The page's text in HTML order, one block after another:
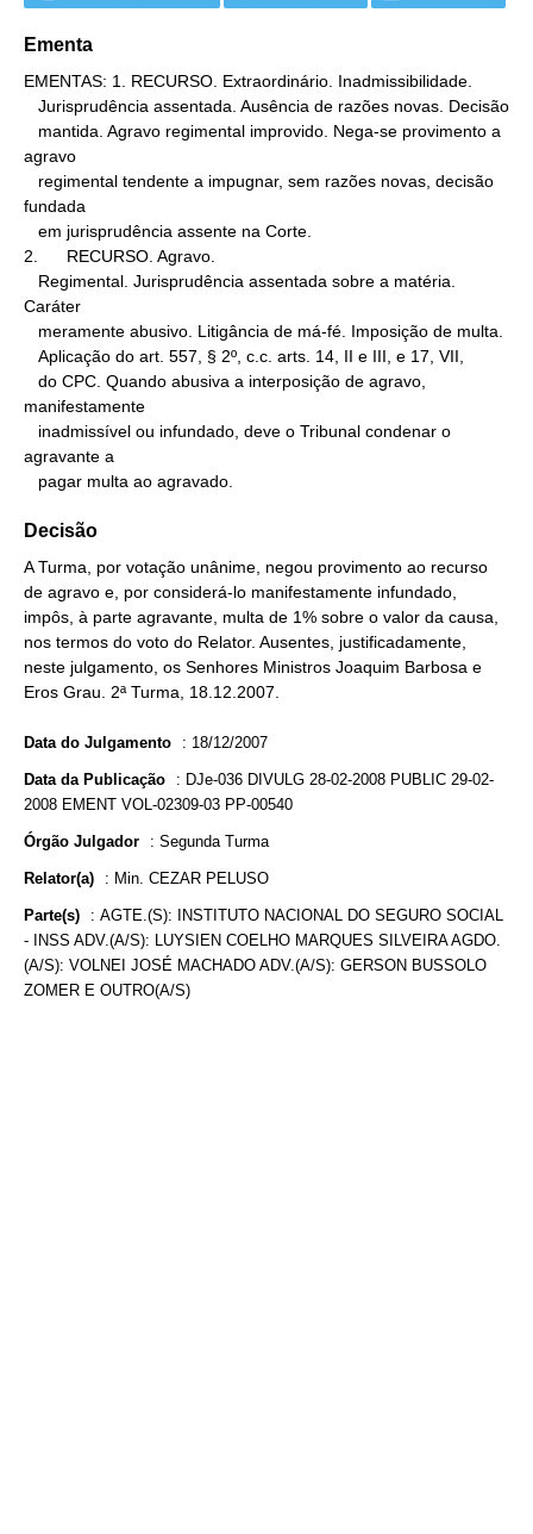
Ementa
EMENTAS: 1. RECURSO. Extraordinário. Inadmissibilidade.
agravo
fundada
2.      RECURSO. Agravo.
Caráter
manifestamente
agravante a
   pagar multa ao agravado.
Decisão
A Turma, por votação unânime, negou provimento ao recurso
de agravo e, por considerá-lo manifestamente infundado,
impôs, à parte agravante, multa de 1% sobre o valor da causa,
nos termos do voto do Relator. Ausentes, justificadamente,
neste julgamento, os Senhores Ministros Joaquim Barbosa e
Eros Grau. 2ª Turma, 18.12.2007.
Data do Julgamento : 18/12/2007
Data da Publicação : DJe-036 DIVULG 28-02-2008 PUBLIC 29-02-
2008 EMENT VOL-02309-03 PP-00540
Órgão Julgador : Segunda Turma
Relator(a) : Min. CEZAR PELUSO
Parte(s) : AGTE.(S): INSTITUTO NACIONAL DO SEGURO SOCIAL
- INSS ADV.(A/S): LUYSIEN COELHO MARQUES SILVEIRA AGDO.
(A/S): VOLNEI JOSÉ MACHADO ADV.(A/S): GERSON BUSSOLO
ZOMER E OUTRO(A/S)